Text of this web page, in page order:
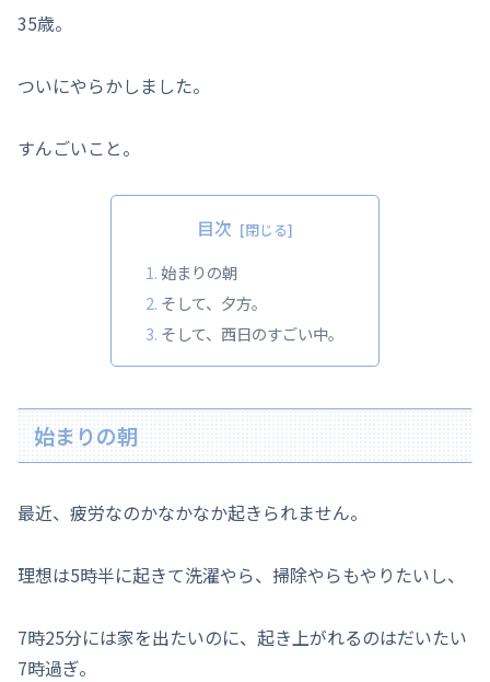
35歳。
ついにやらかしました。
すんごいこと。
目次
始まりの朝
そして、夕方。
そして、西日のすごい中。
始まりの朝
最近、疲労なのかなかなか起きられません。
理想は5時半に起きて洗濯やら、掃除やらもやりたいし、
7時25分には家を出たいのに、起き上がれるのはだいたい
7時過ぎ。